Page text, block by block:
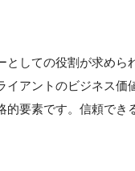
としての役割が求めら
イアントのビジネス価
的要素です。信頼でき